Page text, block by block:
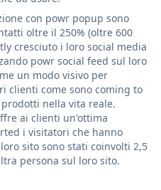
con powr popup sono
oltre il 250% (oltre 600
cresciuto i loro social media
powr social feed sul loro
un modo visivo per
clienti come sono coming to
nella vita reale.
ai clienti un'ottima
i visitatori che hanno
sito sono stati coinvolti 2,5
persona sul loro sito.